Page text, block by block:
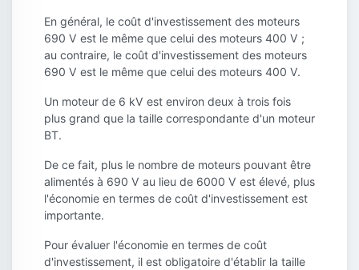
En général, le coût d'investissement des moteurs
690 V est le même que celui des moteurs 400 V ;
au contraire, le coût d'investissement des moteurs
690 V est le même que celui des moteurs 400 V.
Un moteur de 6 kV est environ deux à trois fois
plus grand que la taille correspondante d'un moteur
BT.
De ce fait, plus le nombre de moteurs pouvant être
alimentés à 690 V au lieu de 6000 V est élevé, plus
l'économie en termes de coût d'investissement est
importante.
Pour évaluer l'économie en termes de coût
d'investissement, il est obligatoire d'établir la taille